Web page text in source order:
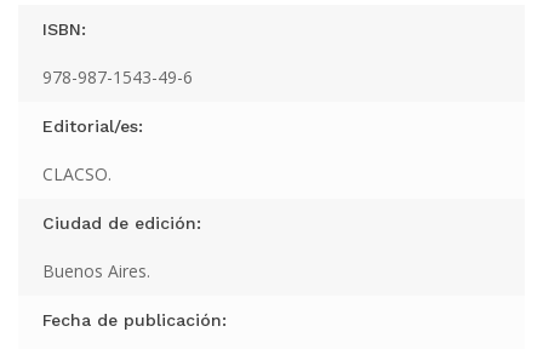
ISBN:
978-987-1543-49-6
Editorial/es:
CLACSO.
Ciudad de edición:
Buenos Aires.
Fecha de publicación: